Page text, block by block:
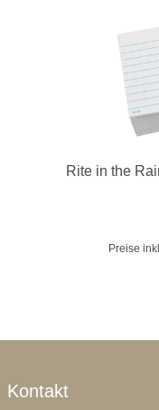
Rite in the
Preise
Kontakt